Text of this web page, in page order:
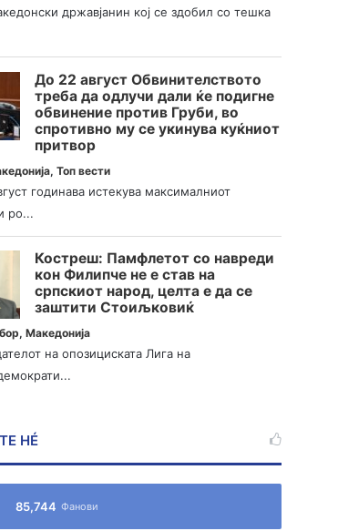
државјанин кој се здобил со тешка
До 22 август Обвинителството
треба да одлучи дали ќе подигне
обвинение против Груби, во
спротивно му се укинува куќниот
притвор
,Топ вести
годинава истекува максималниот
ро...
Костреш: Памфлетот со навреди
кон Филипче не е став на
српскиот народ, целта е да се
заштити Стоиљковиќ
,Македонија
на опозициската Лига на
НÉ
85,744 Фанови